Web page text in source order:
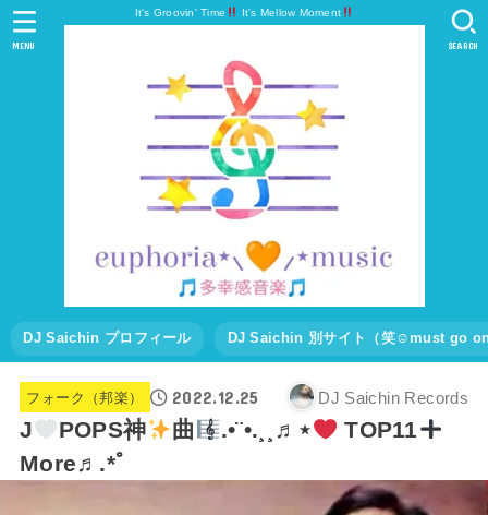
It's Groovin' Time It's Mellow Moment
DJ Saichin プロフィール DJ Saichin 別サイト（笑☺must go
SEARCH
MENU
フォーク（邦楽） 2022.12.25 DJ Saichin Records
J POPS神 曲 .•¨•.¸¸♬⋆
TOP11
More♬.*ﾟ